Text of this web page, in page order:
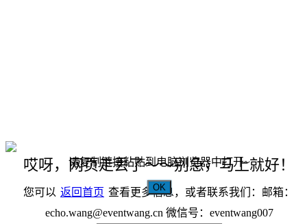
哎呀，网页走丢了～～别急，马上就好！
您可以 返回首页 查看更多信息，或者联系我们：邮箱：
echo.wang@eventwang.cn 微信号：eventwang007
请复制链接粘贴到电脑浏览器中打开~
OK